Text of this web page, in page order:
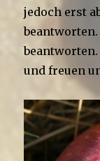
jedoch erst
und freuen